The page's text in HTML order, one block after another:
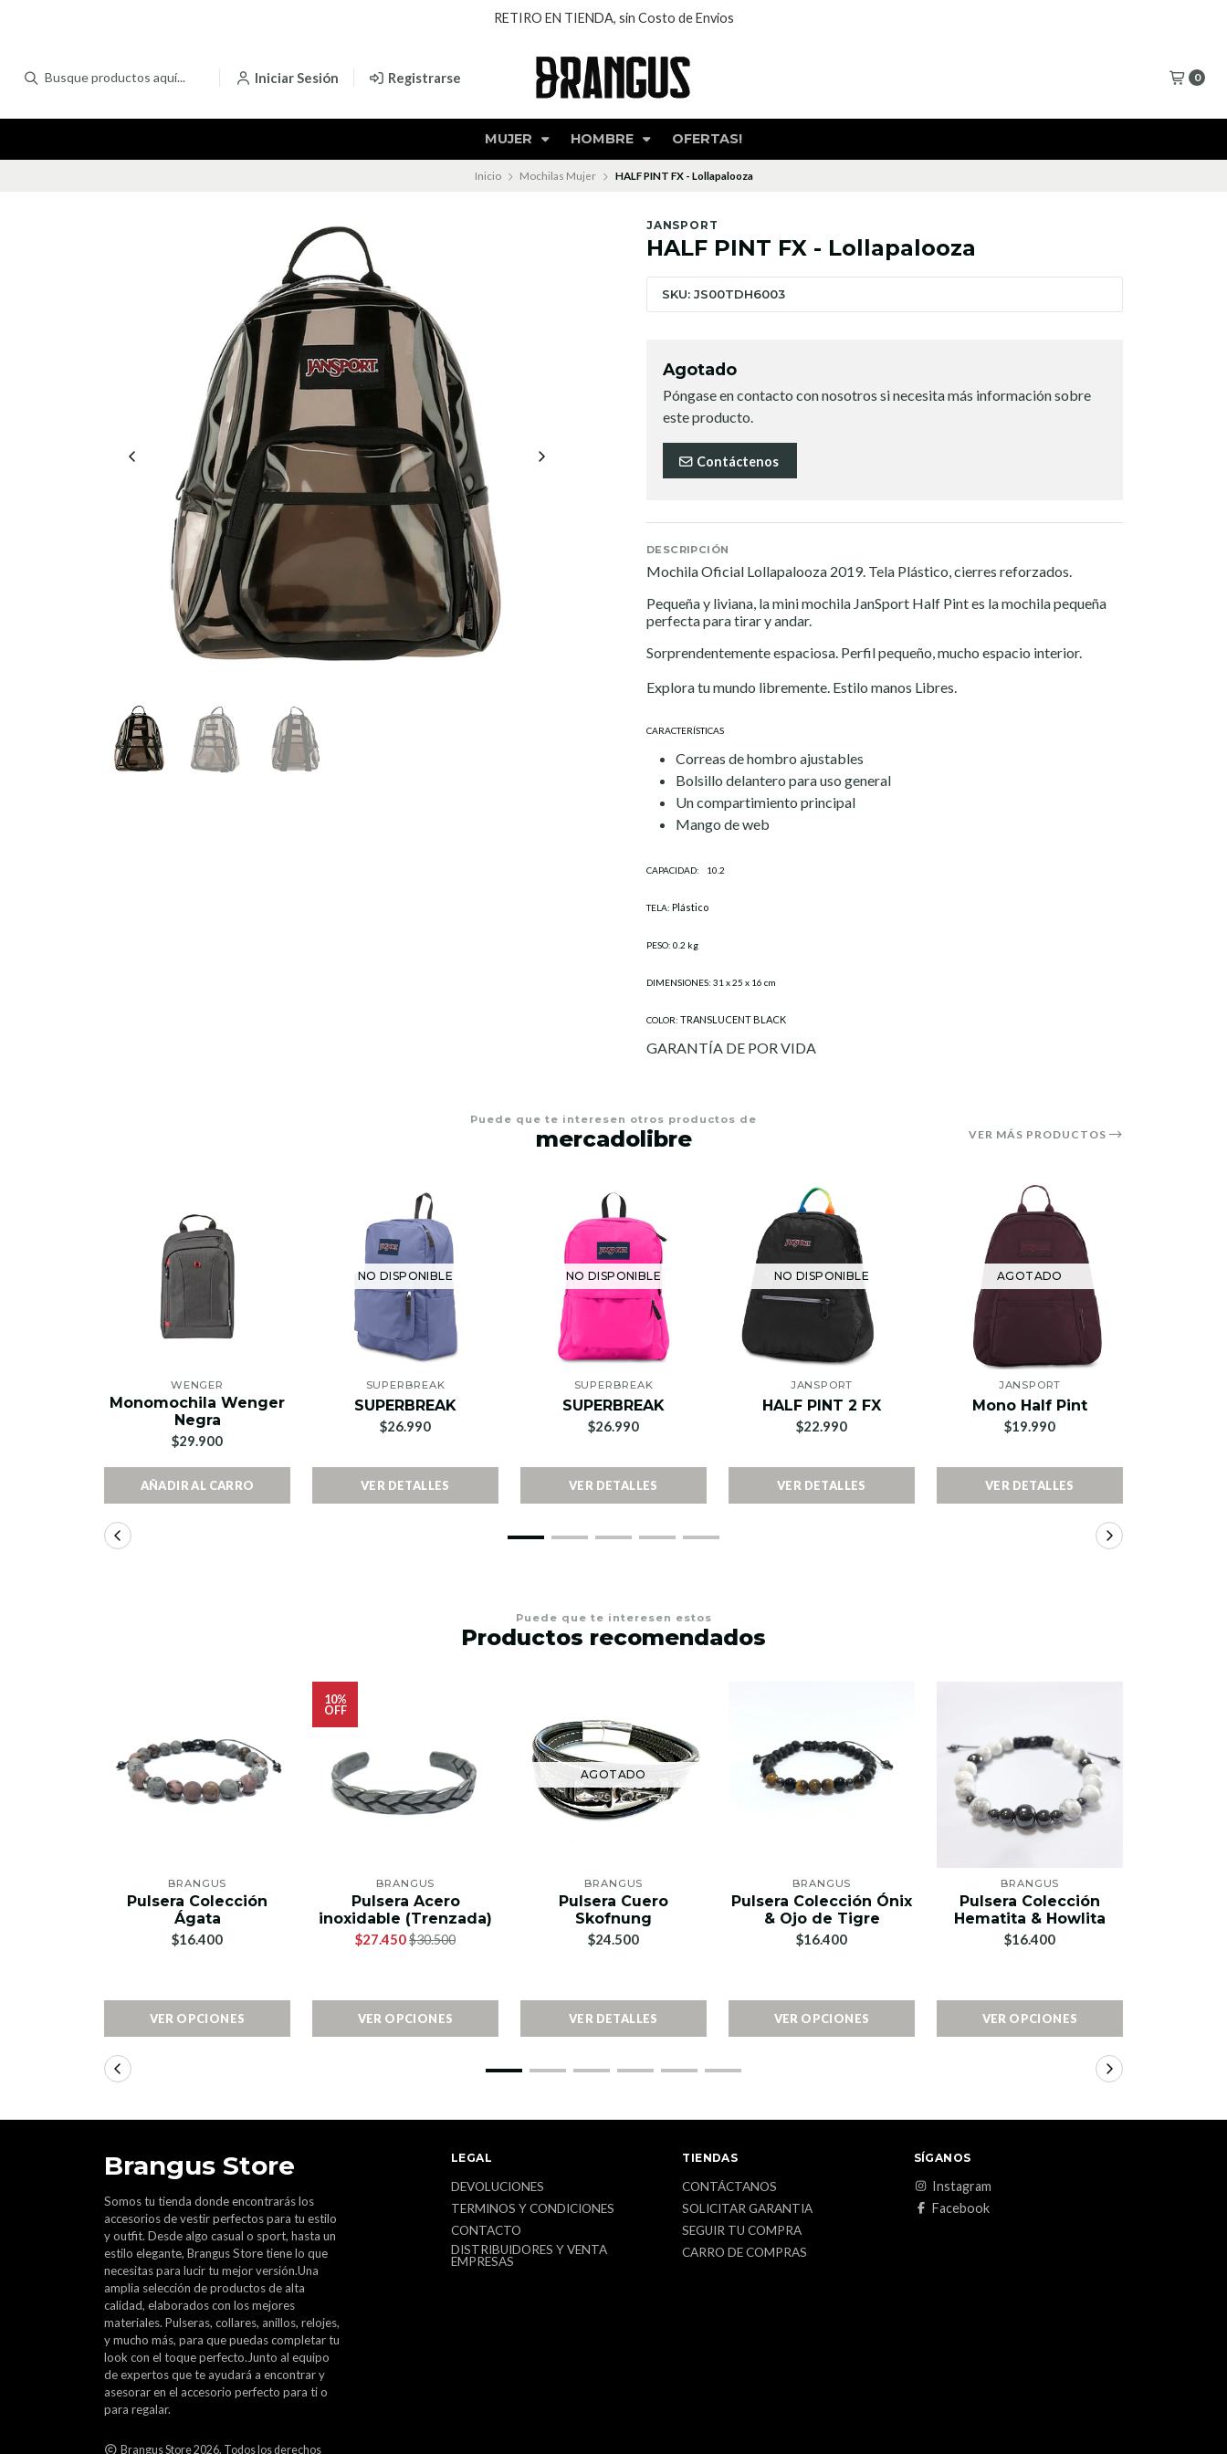
Iniciar Sesión Registrarse 0
MUJER HOMBRE OFERTAS!
RETIRO EN TIENDA, sin Costo de Envios
Inicio Mochilas Mujer HALF PINT FX - Lollapalooza
JANSPORT
HALF PINT FX - Lollapalooza
SKU: JS00TDH6003
Agotado
Póngase en contacto con nosotros si necesita más información sobre
este producto.
Contáctenos
DESCRIPCIÓN
Mochila Oficial Lollapalooza 2019. Tela Plástico, cierres reforzados.
Pequeña y liviana, la mini mochila JanSport Half Pint es la mochila pequeña
perfecta para tirar y andar.
Sorprendentemente espaciosa. Perfil pequeño, mucho espacio interior.
Explora tu mundo libremente. Estilo manos Libres.
CARACTERÍSTICAS
Correas de hombro ajustables
Bolsillo delantero para uso general
Un compartimiento principal
Mango de web
CAPACIDAD: 10.2
TELA: Plástico
PESO: 0.2 kg
DIMENSIONES: 31 x 25 x 16 cm
COLOR: TRANSLUCENT BLACK
GARANTÍA DE POR VIDA
Puede que te interesen otros productos de
mercadolibre VER MÁS PRODUCTOS
WENGER
Monomochila Wenger
Negra
$29.900
AÑADIR AL CARRO
NO DISPONIBLE
SUPERBREAK
SUPERBREAK
$26.990
VER DETALLES
NO DISPONIBLE
SUPERBREAK
SUPERBREAK
$26.990
VER DETALLES
NO DISPONIBLE
JANSPORT
HALF PINT 2 FX
$22.990
VER DETALLES
AGOTADO
JANSPORT
Mono Half Pint
$19.990
VER DETALLES
Puede que te interesen estos
Productos recomendados
BRANGUS
Pulsera Colección
Ágata
$16.400
VER OPCIONES
10%
OFF
BRANGUS
Pulsera Acero
inoxidable (Trenzada)
$27.450$30.500
VER OPCIONES
AGOTADO
BRANGUS
Pulsera Cuero
Skofnung
$24.500
VER DETALLES
BRANGUS
Pulsera Colección Ónix
& Ojo de Tigre
$16.400
VER OPCIONES
BRANGUS
Pulsera Colección
Hematita & Howlita
$16.400
VER OPCIONES
Brangus Store
Somos tu tienda donde encontrarás los
accesorios de vestir perfectos para tu estilo
y outfit. Desde algo casual o sport, hasta un
estilo elegante, Brangus Store tiene lo que
necesitas para lucir tu mejor versión.Una
amplia selección de productos de alta
calidad, elaborados con los mejores
materiales. Pulseras, collares, anillos, relojes,
y mucho más, para que puedas completar tu
look con el toque perfecto.Junto al equipo
de expertos que te ayudará a encontrar y
asesorar en el accesorio perfecto para ti o
para regalar.
Brangus Store 2026. Todos los derechos
LEGAL
DEVOLUCIONES
TERMINOS Y CONDICIONES
CONTACTO
DISTRIBUIDORES Y VENTA
EMPRESAS
TIENDAS
CONTÁCTANOS
SOLICITAR GARANTIA
SEGUIR TU COMPRA
CARRO DE COMPRAS
SÍGANOS
Instagram
Facebook